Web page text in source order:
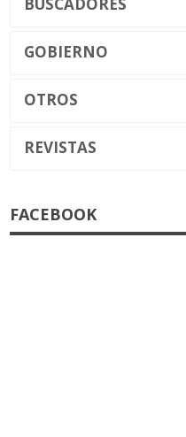
GOBIERNO
OTROS
REVISTAS
FACEBOOK